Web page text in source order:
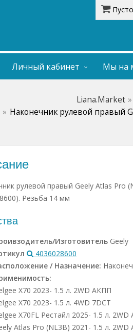
Пусто
Личный кабинет Мы на
Liana.Market
Наконечник рулевой правый
рулевой правый Geely Atlas Pro
Резьба 14 мм
Изготовитель Geely
4036028600
/ Назначение:
X70 2023- 1.5 л. 2WD АКПП
X70 2023- 1.5 л. 4WD 7DCT
X70FL Рестайл 2025- 1.5 л.
Atlas Pro (NL3B) 2021- 1.5 л.